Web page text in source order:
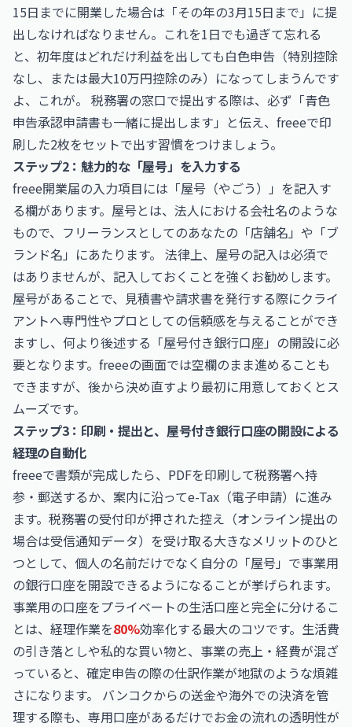
15日までに開業した場合は「その年の3月15日まで」に提
出しなければなりません。これを1日でも過ぎて忘れる
と、初年度はどれだけ利益を出しても白色申告（特別控除
なし、または最大10万円控除のみ）になってしまうんです
よ、これが。 税務署の窓口で提出する際は、必ず「青色
申告承認申請書も一緒に提出します」と伝え、freeeで印
刷した2枚をセットで出す習慣をつけましょう。
ステップ2：魅力的な「屋号」を入力する
freee開業届の入力項目には「屋号（やごう）」を記入す
る欄があります。屋号とは、法人における会社名のような
もので、フリーランスとしてのあなたの「店舗名」や「ブ
ランド名」にあたります。 法律上、屋号の記入は必須で
はありませんが、記入しておくことを強くお勧めします。
屋号があることで、見積書や請求書を発行する際にクライ
アントへ専門性やプロとしての信頼感を与えることができ
ますし、何より後述する「屋号付き銀行口座」の開設に必
要となります。freeeの画面では空欄のまま進めることも
できますが、後から決め直すより最初に用意しておくとス
ムーズです。
ステップ3：印刷・提出と、屋号付き銀行口座の開設による
経理の自動化
freeeで書類が完成したら、PDFを印刷して税務署へ持
参・郵送するか、案内に沿ってe-Tax（電子申請）に進み
ます。税務署の受付印が押された控え（オンライン提出の
場合は受信通知データ）を受け取る大きなメリットのひと
つとして、個人の名前だけでなく自分の「屋号」で事業用
の銀行口座を開設できるようになることが挙げられます。
事業用の口座をプライベートの生活口座と完全に分けるこ
とは、経理作業を80%効率化する最大のコツです。生活費
の引き落としや私的な買い物と、事業の売上・経費が混ざ
っていると、確定申告の際の仕訳作業が地獄のような煩雑
さになります。 バンコクからの送金や海外での決済を管
理する際も、専用口座があるだけでお金の流れの透明性が